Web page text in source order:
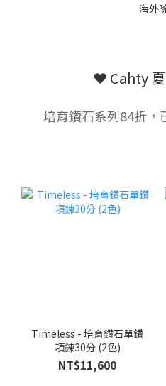
海外
❤︎ Cahty
培育鑽石系列84折，
Timeless - 培育鑽石單鑽
項鍊30分 (2色)
NT$11,600